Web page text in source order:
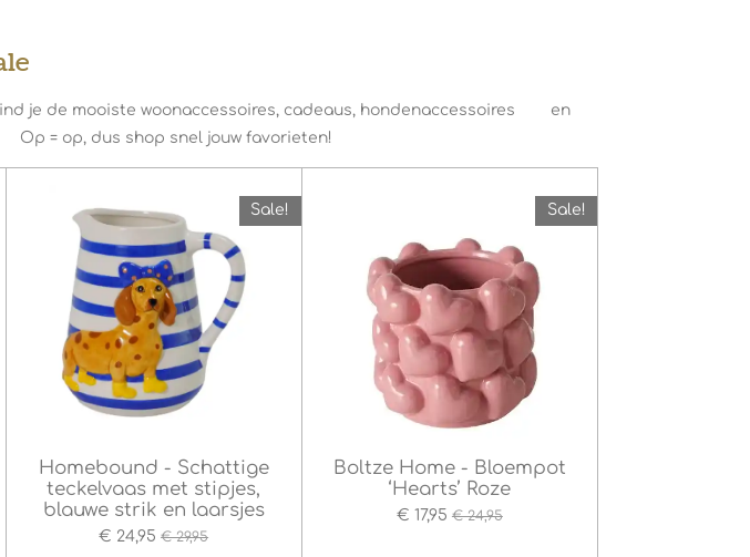
je de mooiste woonaccessoires, cadeaus, hondenaccessoires en
= op, dus shop snel jouw favorieten!
Sale!
Homebound - Schattige
teckelvaas met stipjes,
blauwe strik en laarsjes
€ 24,95 € 29,95
Sale!
Boltze Home - Bloempot
‘Hearts’ Roze
€ 17,95 € 24,95